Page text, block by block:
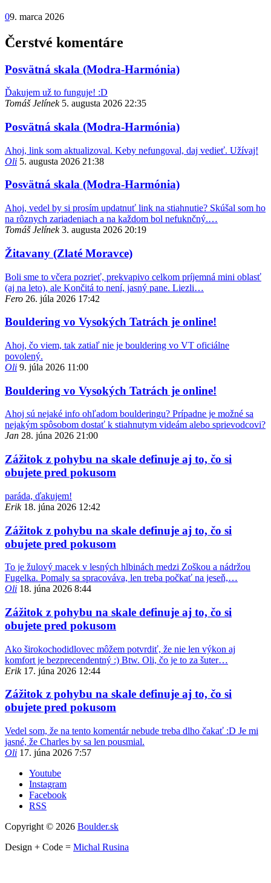
09. marca 2026
Čerstvé komentáre
Posvätná skala (Modra-Harmónia)
Ďakujem už to funguje! :D
Tomáš Jelínek 5. augusta 2026 22:35
Posvätná skala (Modra-Harmónia)
Ahoj, link som aktualizoval. Keby nefungoval, daj vedieť. Užívaj!
Oli 5. augusta 2026 21:38
Posvätná skala (Modra-Harmónia)
Ahoj, vedel by si prosím updatnuť link na stiahnutie? Skúšal som ho
na rôznych zariadeniach a na každom bol nefuknčný.…
Tomáš Jelínek 3. augusta 2026 20:19
Žitavany (Zlaté Moravce)
Boli sme to včera pozrieť, prekvapivo celkom príjemná mini oblasť
(aj na leto), ale Končitá to není, jasný pane. Liezli…
Fero 26. júla 2026 17:42
Bouldering vo Vysokých Tatrách je online!
Ahoj, čo viem, tak zatiaľ nie je bouldering vo VT oficiálne
povolený.
Oli 9. júla 2026 11:00
Bouldering vo Vysokých Tatrách je online!
Ahoj sú nejaké info ohľadom boulderingu? Prípadne je možné sa
nejakým spôsobom dostať k stiahnutym videám alebo sprievodcovi?
Jan 28. júna 2026 21:00
Zážitok z pohybu na skale definuje aj to, čo si
obujete pred pokusom
paráda, ďakujem!
Erik 18. júna 2026 12:42
Zážitok z pohybu na skale definuje aj to, čo si
obujete pred pokusom
To je žulový macek v lesných hlbinách medzi Zoškou a nádržou
Fugelka. Pomaly sa spracováva, len treba počkať na jeseň,…
Oli 18. júna 2026 8:44
Zážitok z pohybu na skale definuje aj to, čo si
obujete pred pokusom
Ako širokochodidlovec môžem potvrdiť, že nie len výkon aj
komfort je bezprecendentný :) Btw. Oli, čo je to za šuter…
Erik 17. júna 2026 12:44
Zážitok z pohybu na skale definuje aj to, čo si
obujete pred pokusom
Vedel som, že na tento komentár nebude treba dlho čakať :D Je mi
jasné, že Charles by sa len pousmial.
Oli 17. júna 2026 7:57
Youtube
Instagram
Facebook
RSS
Copyright © 2026 Boulder.sk
Design + Code = Michal Rusina